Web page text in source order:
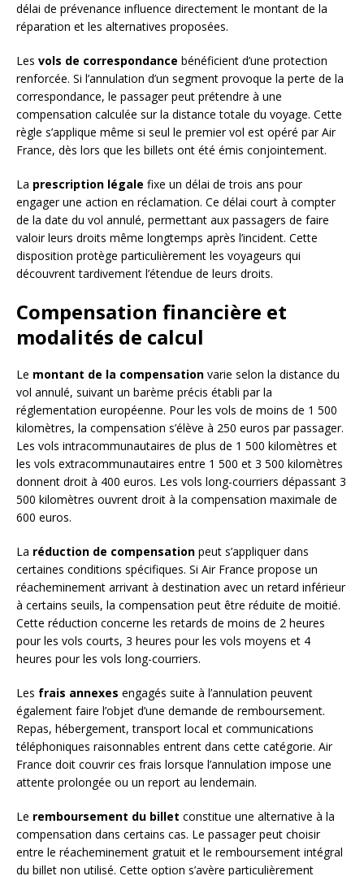
délai de prévenance influence directement le montant de la
réparation et les alternatives proposées.
Les vols de correspondance bénéficient d’une protection
renforcée. Si l’annulation d’un segment provoque la perte de la
correspondance, le passager peut prétendre à une
compensation calculée sur la distance totale du voyage. Cette
règle s’applique même si seul le premier vol est opéré par Air
France, dès lors que les billets ont été émis conjointement.
La prescription légale fixe un délai de trois ans pour
engager une action en réclamation. Ce délai court à compter
de la date du vol annulé, permettant aux passagers de faire
valoir leurs droits même longtemps après l’incident. Cette
disposition protège particulièrement les voyageurs qui
découvrent tardivement l’étendue de leurs droits.
Compensation financière et
modalités de calcul
Le montant de la compensation varie selon la distance du
vol annulé, suivant un barème précis établi par la
réglementation européenne. Pour les vols de moins de 1 500
kilomètres, la compensation s’élève à 250 euros par passager.
Les vols intracommunautaires de plus de 1 500 kilomètres et
les vols extracommunautaires entre 1 500 et 3 500 kilomètres
donnent droit à 400 euros. Les vols long-courriers dépassant 3
500 kilomètres ouvrent droit à la compensation maximale de
600 euros.
La réduction de compensation peut s’appliquer dans
certaines conditions spécifiques. Si Air France propose un
réacheminement arrivant à destination avec un retard inférieur
à certains seuils, la compensation peut être réduite de moitié.
Cette réduction concerne les retards de moins de 2 heures
pour les vols courts, 3 heures pour les vols moyens et 4
heures pour les vols long-courriers.
Les frais annexes engagés suite à l’annulation peuvent
également faire l’objet d’une demande de remboursement.
Repas, hébergement, transport local et communications
téléphoniques raisonnables entrent dans cette catégorie. Air
France doit couvrir ces frais lorsque l’annulation impose une
attente prolongée ou un report au lendemain.
Le remboursement du billet constitue une alternative à la
compensation dans certains cas. Le passager peut choisir
entre le réacheminement gratuit et le remboursement intégral
du billet non utilisé. Cette option s’avère particulièrement